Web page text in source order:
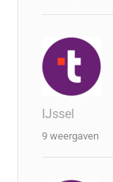
IJssel
9 weergaven